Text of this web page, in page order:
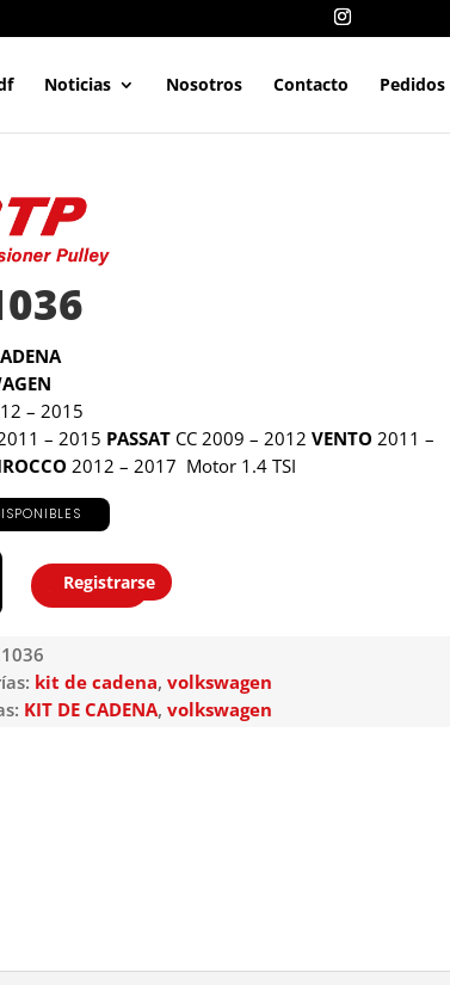
Noticias Nosotros Contacto Pedidos
– 2015
– 2015 PASSAT CC 2009 – 2012 VENTO 2011 –
2012 – 2017 Motor 1.4 TSI
Agregar
Registrarse
kit de cadena, volkswagen
KIT DE CADENA, volkswagen